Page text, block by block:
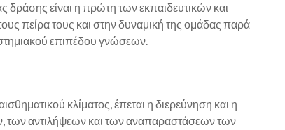
είναι η πρώτη των εκπαιδευτικών και
πείρα τους και στην δυναμική της ομάδας παρά
επιπέδου γνώσεων.
κλίματος, έπεται η διερεύνηση και η
αντιλήψεων και των αναπαραστάσεων των